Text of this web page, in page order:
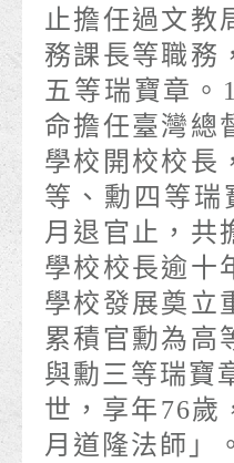
止擔任過文教
務課長等職務
五等瑞寶章。
命擔任臺灣總
學校開校校長
等、勳四等瑞
月退官止，共
學校校長逾十
學校發展奠立
累積官勳為高
與勳三等瑞寶
世，享年76歲
月道隆法師」。